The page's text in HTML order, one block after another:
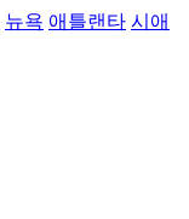
뉴욕 애틀랜타 시애